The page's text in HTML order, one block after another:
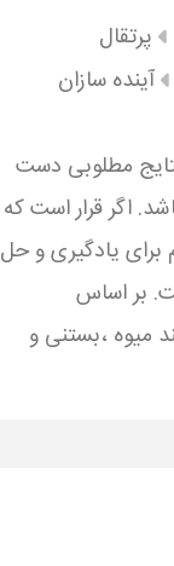
پرتقال
آینده سازان
مطلوبی دست
اگر قرار است که
برای یادگیری و حل
بر اساس
میوه ،بستنی و